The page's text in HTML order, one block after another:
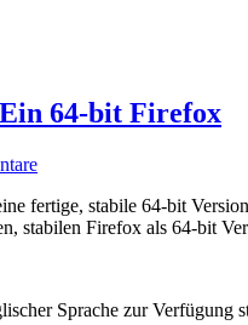
64-bit Firefox
fertige, stabile 64-bit
stabilen Firefox als 64-bit
Sprache zur Verfügung